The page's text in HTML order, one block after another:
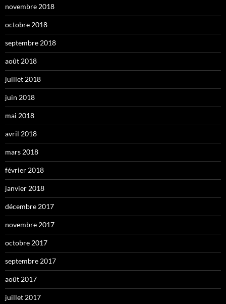
novembre 2018
octobre 2018
septembre 2018
août 2018
juillet 2018
juin 2018
mai 2018
avril 2018
mars 2018
février 2018
janvier 2018
décembre 2017
novembre 2017
octobre 2017
septembre 2017
août 2017
juillet 2017